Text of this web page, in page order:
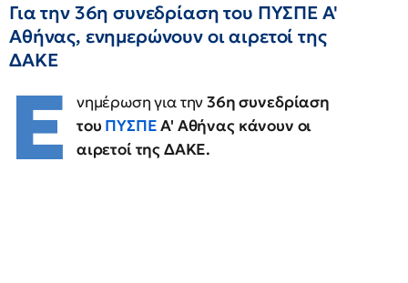
Για την 36η συνεδρίαση του ΠΥΣΠΕ Α'
Αθήνας, ενημερώνουν οι αιρετοί της
ΔΑΚΕ
Ε νημέρωση για την36η συνεδρίαση
του ΠΥΣΠΕΑ' Αθήνας κάνουν οι
αιρετοί της ΔΑΚΕ.